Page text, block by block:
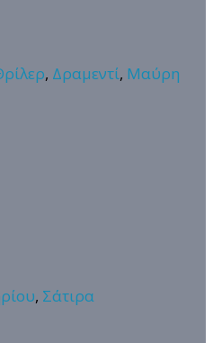
, Δραμεντί, Μαύρη
, Σάτιρα